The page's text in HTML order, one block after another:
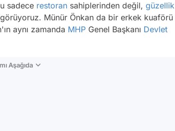
sadece restoran sahiplerinden değil, güzellik
Münür Önkan da bir erkek kuaförü
aynı zamanda MHP Genel Başkanı Devlet
Aşağıda